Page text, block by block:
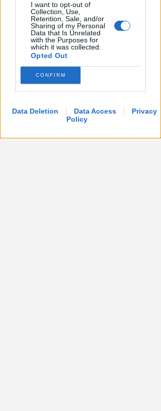
I want to opt-out of
Collection, Use,
Retention, Sale, and/or
Sharing of my Personal
Data that Is Unrelated
with the Purposes for
which it was collected.
Opted Out
CONFIRM
Data Deletion Data Access
Privacy
Policy
I GENITORI ORIGINARI DI RIMINI
Muore a 19 anni Tommaso
Ugolini, nipote della consigliera
regionale
Redazione